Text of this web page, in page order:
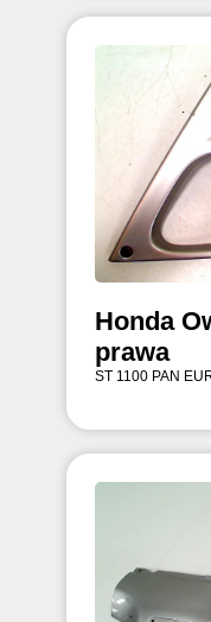
Honda
prawa
ST 1100 PAN